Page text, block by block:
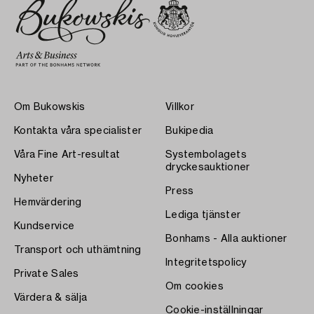
Om Bukowskis
Kontakta våra specialister
Våra Fine Art-resultat
Nyheter
Hemvärdering
Kundservice
Transport och uthämtning
Private Sales
Värdera & sälja
Villkor
Bukipedia
Systembolagets
dryckesauktioner
Press
Lediga tjänster
Bonhams - Alla auktioner
Integritetspolicy
Om cookies
Cookie-inställningar